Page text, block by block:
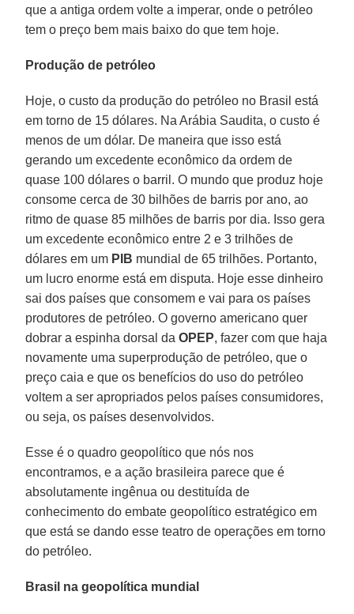
que a antiga ordem volte a imperar, onde o petróleo
tem o preço bem mais baixo do que tem hoje.
Produção de petróleo
Hoje, o custo da produção do petróleo no Brasil está
em torno de 15 dólares. Na Arábia Saudita, o custo é
menos de um dólar. De maneira que isso está
gerando um excedente econômico da ordem de
quase 100 dólares o barril. O mundo que produz hoje
consome cerca de 30 bilhões de barris por ano, ao
ritmo de quase 85 milhões de barris por dia. Isso gera
um excedente econômico entre 2 e 3 trilhões de
dólares em um PIB mundial de 65 trilhões. Portanto,
um lucro enorme está em disputa. Hoje esse dinheiro
sai dos países que consomem e vai para os países
produtores de petróleo. O governo americano quer
dobrar a espinha dorsal daOPEP, fazer com que haja
novamente uma superprodução de petróleo, que o
preço caia e que os benefícios do uso do petróleo
voltem a ser apropriados pelos países consumidores,
ou seja, os países desenvolvidos.
Esse é o quadro geopolítico que nós nos
encontramos, e a ação brasileira parece que é
absolutamente ingênua ou destituída de
conhecimento do embate geopolítico estratégico em
que está se dando esse teatro de operações em torno
do petróleo.
Brasil na geopolítica mundial